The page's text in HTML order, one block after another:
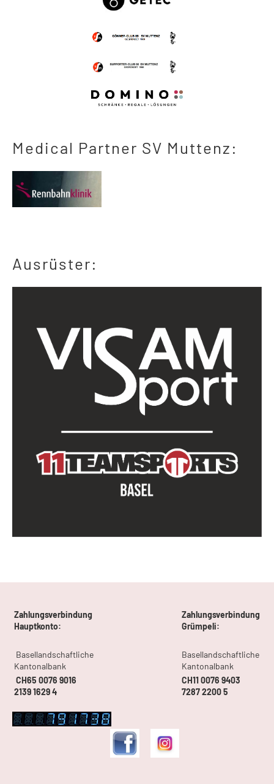
Medical Partner SV Muttenz:
Ausrüster:
Zahlungsverbindung
Hauptkonto:
Zahlungsverbindung
Grümpeli:
Basellandschaftliche
Kantonalbank
Basellandschaftliche
Kantonalbank
CH65 0076 9016
2139 1629 4
CH11 0076 9403
7287 2200 5